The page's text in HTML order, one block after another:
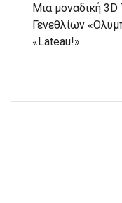
Μια μοναδική 3D
Γενεθλίων
«Lateau!»